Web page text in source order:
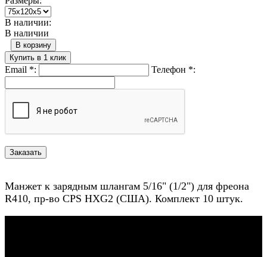
В наличии:
В наличии
В корзину
Купить в 1 клик
Email *: Телефон *:
Манжет к зарядным шлангам 5/16" (1/2") для фреона
R410, пр-во CPS HXG2 (США). Комплект 10 штук.